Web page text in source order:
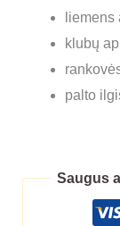
liemens
klubų
palto
Saugus